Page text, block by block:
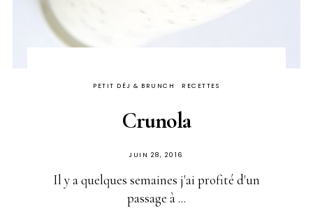
PETIT DÉJ & BRUNCH RECETTES
Crunola
PUBLIÉ
JUIN 28, 2016
Il y a quelques semaines j'ai profité d'un
passage à ...